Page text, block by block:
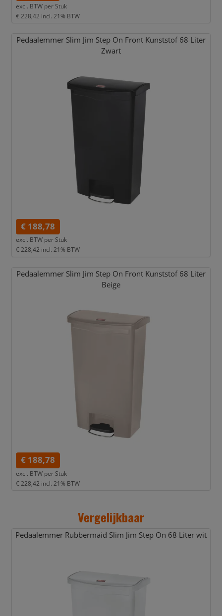
excl. BTW per Stuk
€ 228,42 incl. 21% BTW
Pedaalemmer Slim Jim Step On Front Kunststof 68 Liter
Zwart
€ 188,78
excl. BTW per Stuk
€ 228,42 incl. 21% BTW
Pedaalemmer Slim Jim Step On Front Kunststof 68 Liter
Beige
€ 188,78
excl. BTW per Stuk
€ 228,42 incl. 21% BTW
Vergelijkbaar
Pedaalemmer Rubbermaid Slim Jim Step On 68 Liter wit